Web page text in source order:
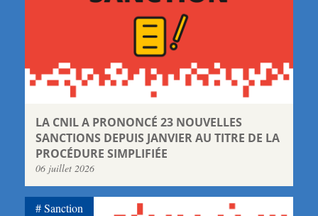
LA CNIL A PRONONCÉ 23 NOUVELLES
SANCTIONS DEPUIS JANVIER AU TITRE DE LA
PROCÉDURE SIMPLIFIÉE
06 juillet 2026
Sanction